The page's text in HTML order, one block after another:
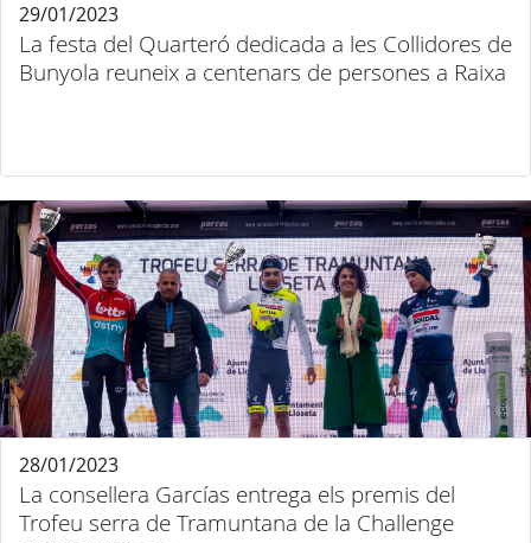
La festa del Quarteró dedicada a les Collidores de
Bunyola reuneix a centenars de persones a Raixa
29/01/2023
La consellera Garcías entrega els premis del
Trofeu serra de Tramuntana de la Challenge
28/01/2023